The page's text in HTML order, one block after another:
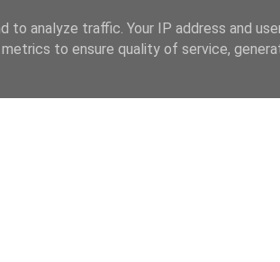
analyze traffic. Your IP address and
to ensure quality of service,